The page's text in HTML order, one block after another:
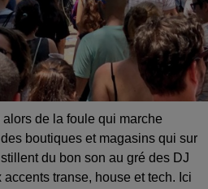
de la foule qui marche
boutiques et magasins qui sur
du bon son au gré des DJ
transe, house et tech. Ici